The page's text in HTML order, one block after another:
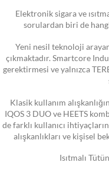
Elektronik sigara ve
sorulardan biri de
Yeni nesil teknoloji
çıkmaktadır. Smartcore
gerektirmesi ve yalnızca
Klasik kullanım
IQOS 3 DUO ve HEETS
de farklı kullanıcı
alışkanlıkları ve kişisel
Isıtmalı